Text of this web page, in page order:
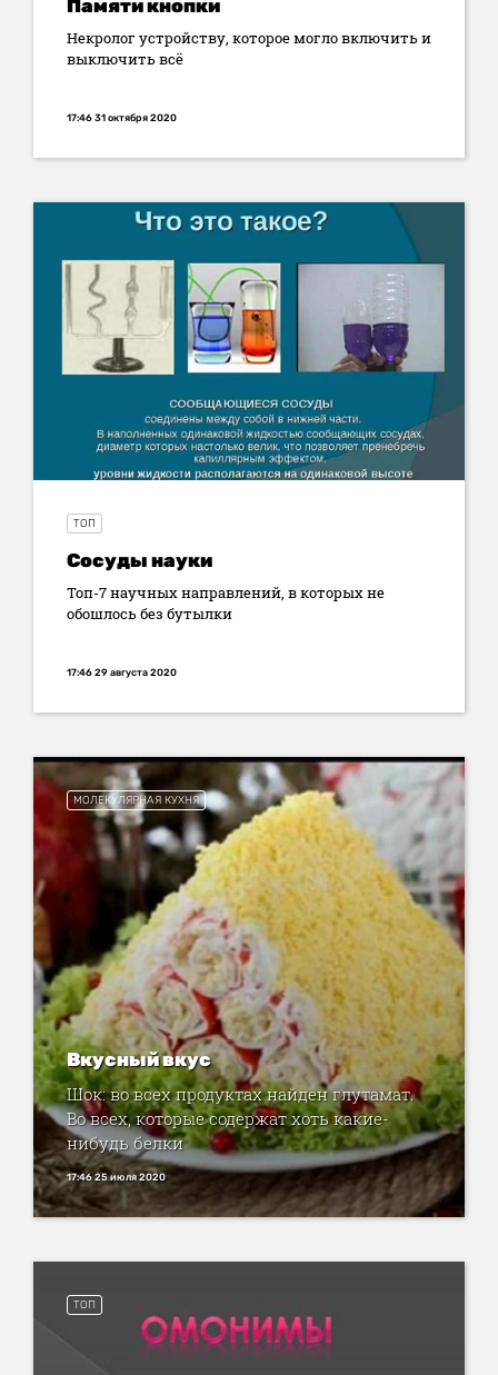
Памяти кнопки
Некролог устройству, которое могло включить и
выключить всё
17:46 31 октября 2020
ТОП
Сосуды науки
Топ-7 научных направлений, в которых не
обошлось без бутылки
17:46 29 августа 2020
МОЛЕКУЛЯРНАЯ КУХНЯ
Вкусный вкус
Шок: во всех продуктах найден глутамат.
Во всех, которые содержат хоть какие-
нибудь белки
17:46 25 июля 2020
ТОП